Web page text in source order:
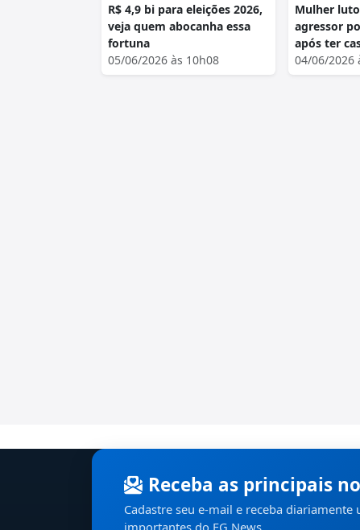
R$ 4,9 bi para eleições 2026,
veja quem abocanha essa
fortuna
05/06/2026 às 10h08
Mulher
agressor
após ter
04/06/2026
Receba as principais
Cadastre seu e-mail e receba
importantes do EG News.